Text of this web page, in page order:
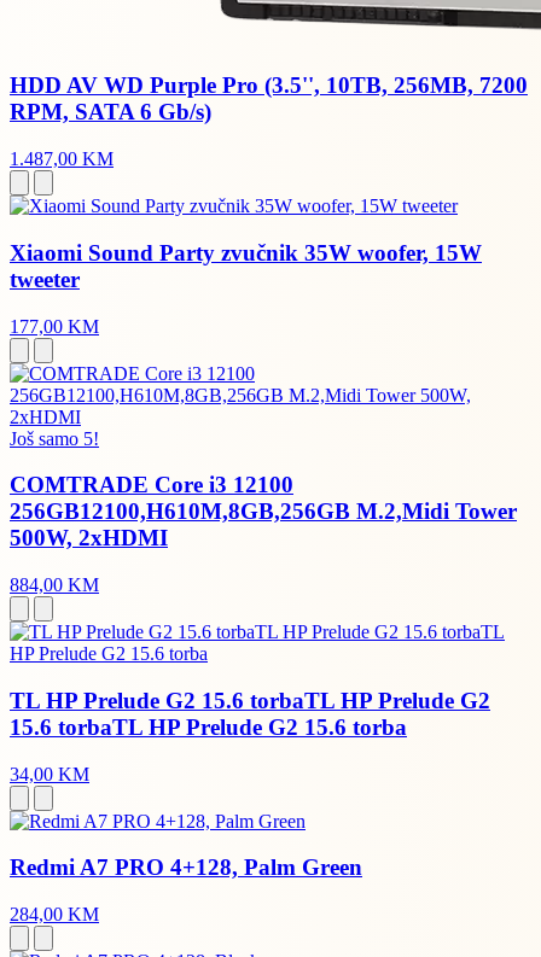
HDD AV WD Purple Pro (3.5'', 10TB, 256MB, 7200
RPM, SATA 6 Gb/s)
1.487,00 KM
Xiaomi Sound Party zvučnik 35W woofer, 15W
tweeter
177,00 KM
Još samo 5!
COMTRADE Core i3 12100
256GB12100,H610M,8GB,256GB M.2,Midi Tower
500W, 2xHDMI
884,00 KM
TL HP Prelude G2 15.6 torbaTL HP Prelude G2
15.6 torbaTL HP Prelude G2 15.6 torba
34,00 KM
Redmi A7 PRO 4+128, Palm Green
284,00 KM